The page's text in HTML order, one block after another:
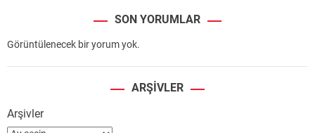
SON YORUMLAR
Görüntülenecek bir yorum yok.
ARŞIVLER
Arşivler